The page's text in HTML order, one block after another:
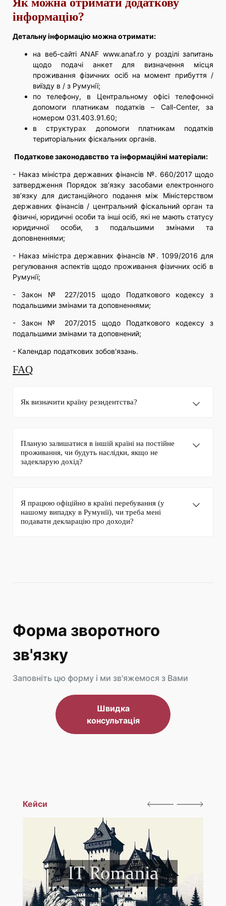
Як можна отримати додаткову
інформацію?
Детальну інформацію можна отримати:
на веб-сайті ANAF www.anaf.ro у розділі запитань
щодо подачі анкет для визначення місця
проживання фізичних осіб на момент прибуття /
виїзду в / з Румунії;
по телефону, в Центральному офісі телефонної
допомоги платникам податків – Call-Center, за
номером 031.403.91.60;
в структурах допомоги платникам податків
територіальних фіскальних органів.
Податкове законодавство та інформаційні матеріали:
- Наказ міністра державних фінансів №. 660/2017 щодо
затвердження Порядок зв’язку засобами електронного
зв’язку для дистанційного подання між Міністерством
державних фінансів / центральний фіскальний орган та
фізичні, юридичні особи та інші осіб, які не мають статусу
юридичної особи, з подальшими змінами та
доповненнями;
- Наказ міністра державних фінансів №. 1099/2016 для
регулювання аспектів щодо проживання фізичних осіб в
Румунії;
- Закон № 227/2015 щодо Податкового кодексу з
подальшими змінами та доповненнями;
- Закон № 207/2015 щодо Податкового кодексу з
подальшими змінами та доповнений;
- Календар податкових зобов'язань.
FAQ
Як визначити країну резидентства?
Планую залишатися в іншій країні на постійне
проживання, чи будуть наслідки, якщо не
задекларую дохід?
Я працюю офіційно в країні перебування (у
нашому випадку в Румунії), чи треба мені
подавати декларацію про доходи?
Форма зворотного
зв'язку
Заповніть цю форму і ми зв'яжемося з Вами
Швидка
консультація
Кейси